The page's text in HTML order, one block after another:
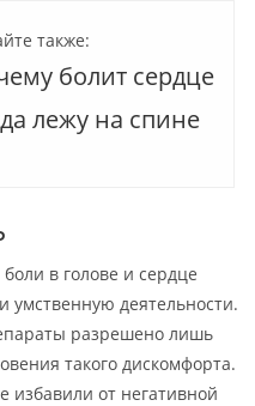
также:
болит сердце
лежу на спине
в голове и сердце
умственную деятельности.
разрешено лишь
такого дискомфорта.
избавили от негативной